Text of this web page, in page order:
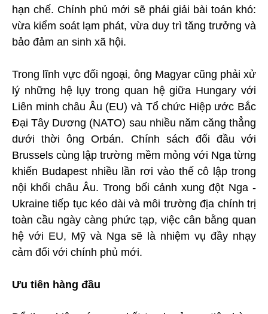
hạn chế. Chính phủ mới sẽ phải giải bài toán khó:
vừa kiểm soát lạm phát, vừa duy trì tăng trưởng và
bảo đảm an sinh xã hội.
Trong lĩnh vực đối ngoại, ông Magyar cũng phải xử
lý những hệ lụy trong quan hệ giữa Hungary với
Liên minh châu Âu (EU) và Tổ chức Hiệp ước Bắc
Đại Tây Dương (NATO) sau nhiều năm căng thẳng
dưới thời ông Orbán. Chính sách đối đầu với
Brussels cùng lập trường mềm mỏng với Nga từng
khiến Budapest nhiều lần rơi vào thế cô lập trong
nội khối châu Âu. Trong bối cảnh xung đột Nga -
Ukraine tiếp tục kéo dài và môi trường địa chính trị
toàn cầu ngày càng phức tạp, việc cân bằng quan
hệ với EU, Mỹ và Nga sẽ là nhiệm vụ đầy nhạy
cảm đối với chính phủ mới.
Ưu tiên hàng đầu